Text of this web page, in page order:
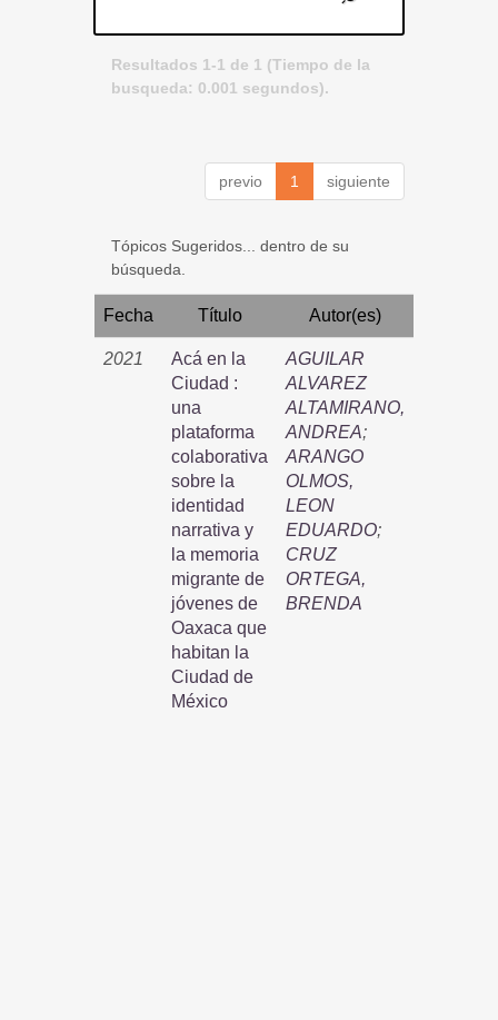
Resultados 1-1 de 1 (Tiempo de la
busqueda: 0.001 segundos).
previo 1 siguiente
Tópicos Sugeridos... dentro de su
búsqueda.
Fecha Título Autor(es)
2021
Acá en la
Ciudad :
una
plataforma
colaborativa
sobre la
identidad
narrativa y
la memoria
migrante de
jóvenes de
Oaxaca que
habitan la
Ciudad de
México
AGUILAR
ALVAREZ
ALTAMIRANO,
ANDREA;
ARANGO
OLMOS,
LEON
EDUARDO;
CRUZ
ORTEGA,
BRENDA